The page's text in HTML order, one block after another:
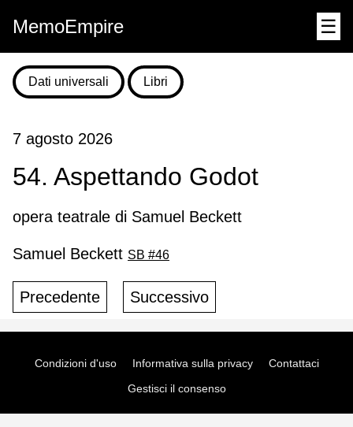
MemoEmpire ☰
Dati universali Libri
7 agosto 2026
54. Aspettando Godot
opera teatrale di Samuel Beckett
Samuel Beckett SB #46
Precedente Successivo
Condizioni d'uso Informativa sulla privacy
Contattaci
Gestisci il consenso